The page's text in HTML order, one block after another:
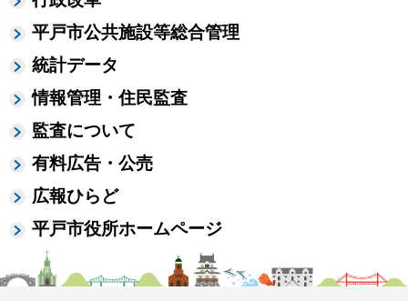
平戸市公共施設等総合管理
統計データ
情報管理・住民監査
監査について
有料広告・公売
広報ひらど
平戸市役所ホームページ